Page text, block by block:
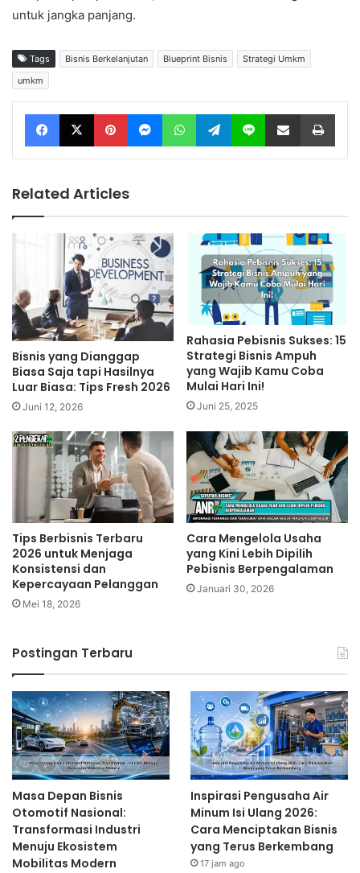
untuk jangka panjang.
Tags Bisnis Berkelanjutan Blueprint Bisnis
Strategi Umkm
umkm
Facebook X Pinterest Messenger WhatsApp Telegram Line Share via Email
Related Articles
Bisnis yang Dianggap
Biasa Saja tapi Hasilnya
Luar Biasa: Tips Fresh 2026
Juni 12, 2026
Rahasia Pebisnis Sukses: 15
Strategi Bisnis Ampuh
yang Wajib Kamu Coba
Mulai Hari Ini!
Juni 25, 2025
Tips Berbisnis Terbaru
2026 untuk Menjaga
Konsistensi dan
Kepercayaan Pelanggan
Mei 18, 2026
Cara Mengelola Usaha
yang Kini Lebih Dipilih
Pebisnis Berpengalaman
Januari 30, 2026
Postingan Terbaru
Masa Depan Bisnis
Otomotif Nasional:
Transformasi Industri
Menuju Ekosistem
Mobilitas Modern
Inspirasi Pengusaha Air
Minum Isi Ulang 2026:
Cara Menciptakan Bisnis
yang Terus Berkembang
17 jam ago